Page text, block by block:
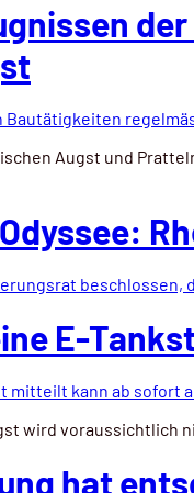
Bautätigkeiten
beschlossen,
E-
mitteilt kann ab sofort
hat